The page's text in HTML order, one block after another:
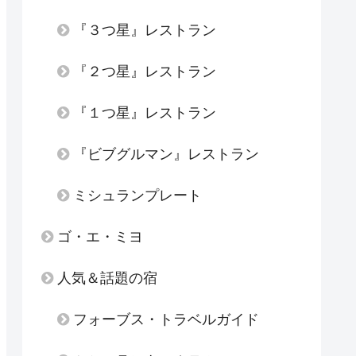
『３つ星』レストラン
『２つ星』レストラン
『１つ星』レストラン
『ビブグルマン』レストラン
ミシュランプレート
ゴ・エ・ミヨ
人気＆話題の宿
フォーブス・トラベルガイド